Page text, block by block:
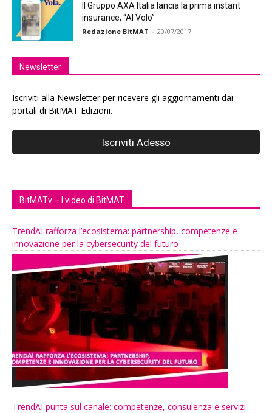
Il Gruppo AXA Italia lancia la prima instant
insurance, “Al Volo”
Redazione BitMAT - 20/07/2017
Newsletter
Iscriviti alla Newsletter per ricevere gli aggiornamenti dai
portali di BitMAT Edizioni.
BitMATv – I video di BitMAT
TrendAI rafforza l’ecosistema: partnership, competenze e
innovazione per la cybersecurity del futuro
TrendAI punta sul canale: competenze, consulenza e servizi